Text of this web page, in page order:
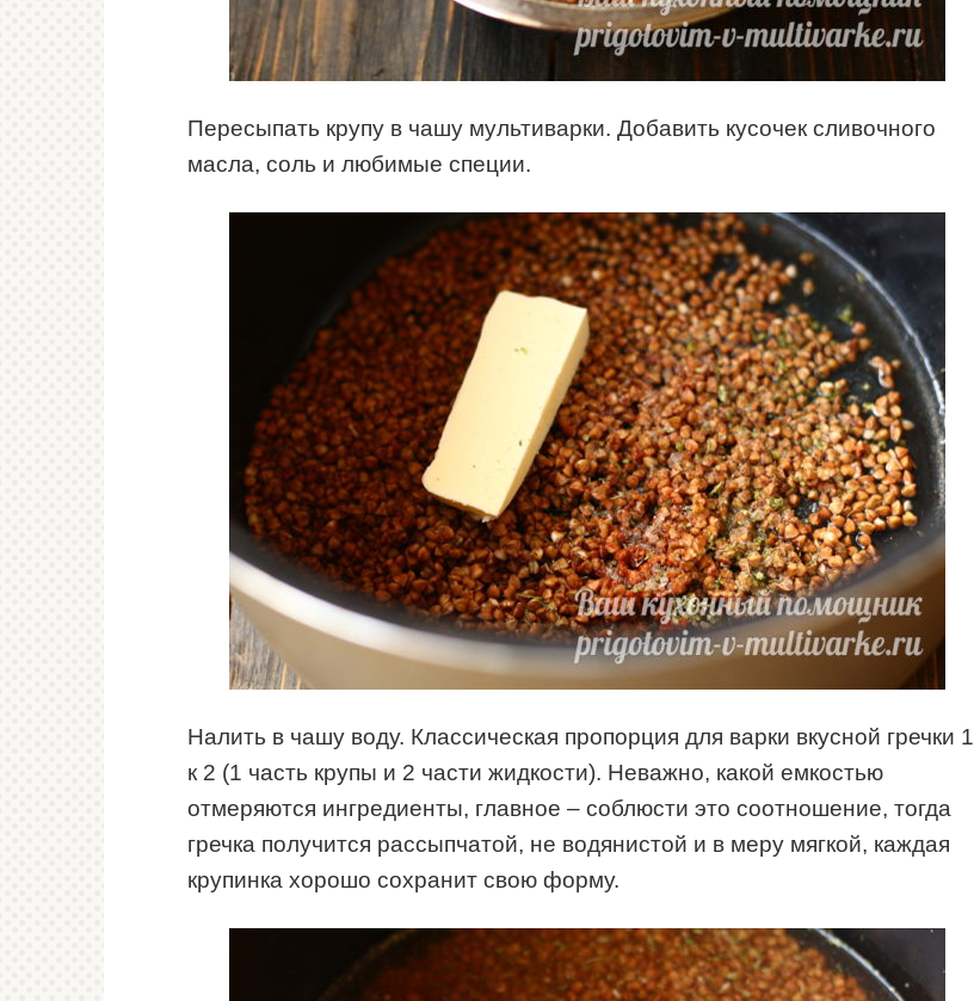
Пересыпать крупу в чашу мультиварки. Добавить кусочек сливочного
масла, соль и любимые специи.
Налить в чашу воду. Классическая пропорция для варки вкусной гречки 1
к 2 (1 часть крупы и 2 части жидкости). Неважно, какой емкостью
отмеряются ингредиенты, главное – соблюсти это соотношение, тогда
гречка получится рассыпчатой, не водянистой и в меру мягкой, каждая
крупинка хорошо сохранит свою форму.